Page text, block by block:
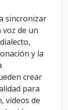
sincronizar
de un
y la
crear
para
videos de